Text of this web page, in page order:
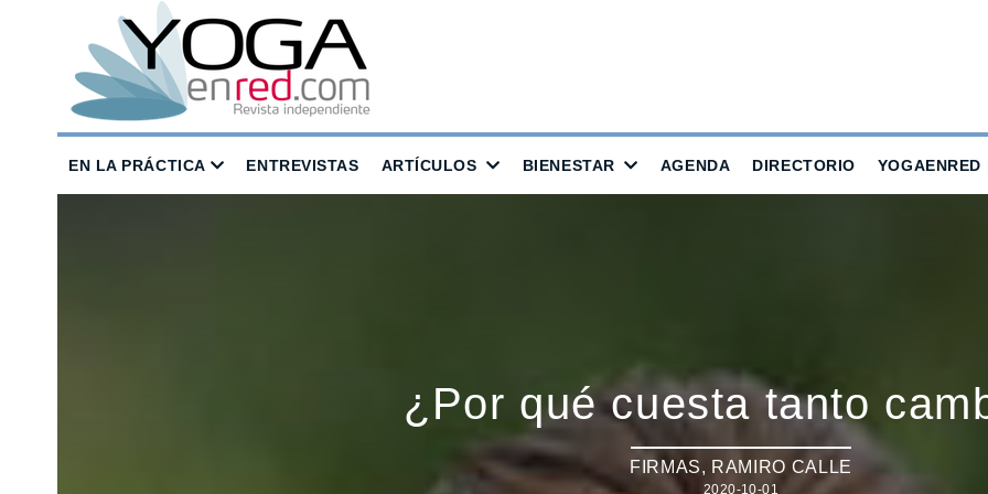
EN LA PRÁCTICA ENTREVISTAS ARTÍCULOS BIENESTAR AGENDA DIRECTORIO YOGAENRED
¿Por qué cuesta tanto
FIRMAS, RAMIRO CALLE
2020-10-01